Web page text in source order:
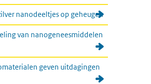
nanodeeltjes op geheugen
van nanogeneesmiddelen
geven uitdagingen